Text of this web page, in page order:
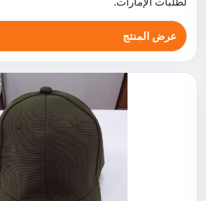
عرض المنتج